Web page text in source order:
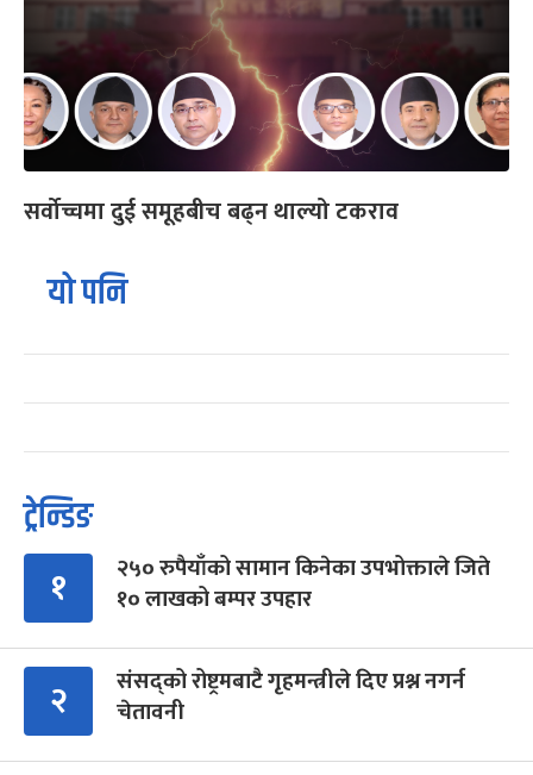
सर्वोच्चमा दुई समूहबीच बढ्न थाल्यो टकराव
यो पनि
ट्रेन्डिङ
१
२५० रुपैयाँको सामान किनेका उपभोक्ताले जिते
१० लाखको बम्पर उपहार
२
संसद्को रोष्ट्रमबाटै गृहमन्त्रीले दिए प्रश्न नगर्न
चेतावनी